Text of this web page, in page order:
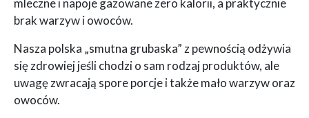
mleczne i napoje gazowane zero kalorii, a praktycznie
brak warzyw i owoców.
Nasza polska „smutna grubaska” z pewnością odżywia
się zdrowiej jeśli chodzi o sam rodzaj produktów, ale
uwagę zwracają spore porcje i także mało warzyw oraz
owoców.